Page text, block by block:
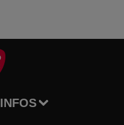
INFOS